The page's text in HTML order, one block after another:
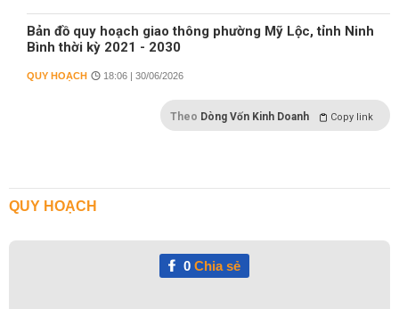
Bản đồ quy hoạch giao thông phường Mỹ Lộc, tỉnh Ninh
Bình thời kỳ 2021 - 2030
QUY HOẠCH 18:06 | 30/06/2026
Theo Dòng Vốn Kinh Doanh Copy link
QUY HOẠCH
0Chia sẻ